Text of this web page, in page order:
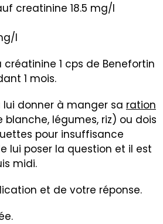
creatinine 18.5 mg/l
l
créatinine 1 cps de Benefortin
1 mois.
lui donner à manger sa ration
blanche, légumes, riz) ou dois
pour insuffisance
lui poser la question et il est
midi.
et de votre réponse.